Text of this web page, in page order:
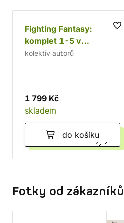
Fighting Fantasy:
komplet 1-5 v
dárkovém boxu
kolektiv autorů
1 799 Kč
skladem
do košíku
Fotky od zákazníků